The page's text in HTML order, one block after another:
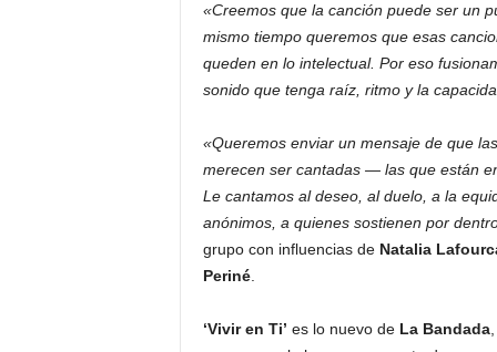
«Creemos que la canción puede ser un
mismo tiempo queremos que esas
queden en lo intelectual. Por eso
sonido que tenga raíz, ritmo y la
«Queremos enviar un mensaje de que
merecen ser cantadas — las que están
Le cantamos al deseo, al duelo, a la
anónimos, a quienes sostienen por
grupo con influencias de Natalia
Periné.
‘Vivir en Ti’ es lo nuevo de La Bandada,